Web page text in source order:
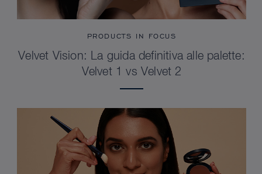
PRODUCTS IN FOCUS
Velvet Vision: La guida definitiva alle palette:
Velvet 1 vs Velvet 2